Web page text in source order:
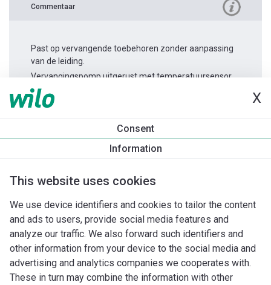
X
Consent
Information
This website uses cookies
We use device identifiers and cookies to tailor the content
and ads to users, provide social media features and
analyze our traffic. We also forward such identifiers and
other information from your device to the social media and
advertising and analytics companies we cooperates with.
These in turn may combine the information with other
Commentaar
Past op vervangende toebehoren zonder aanpassing
van de leiding.
Vervangingspomp uitgerust met temperatuursensor.
Productinformatie